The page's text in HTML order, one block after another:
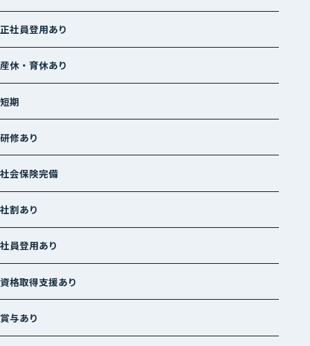
正社員登用あり
産休・育休あり
短期
研修あり
社会保険完備
社割あり
社員登用あり
資格取得支援あり
賞与あり